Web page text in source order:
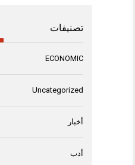
تصنيفات
ECONOMIC
Uncategorized
أخبار
أدب